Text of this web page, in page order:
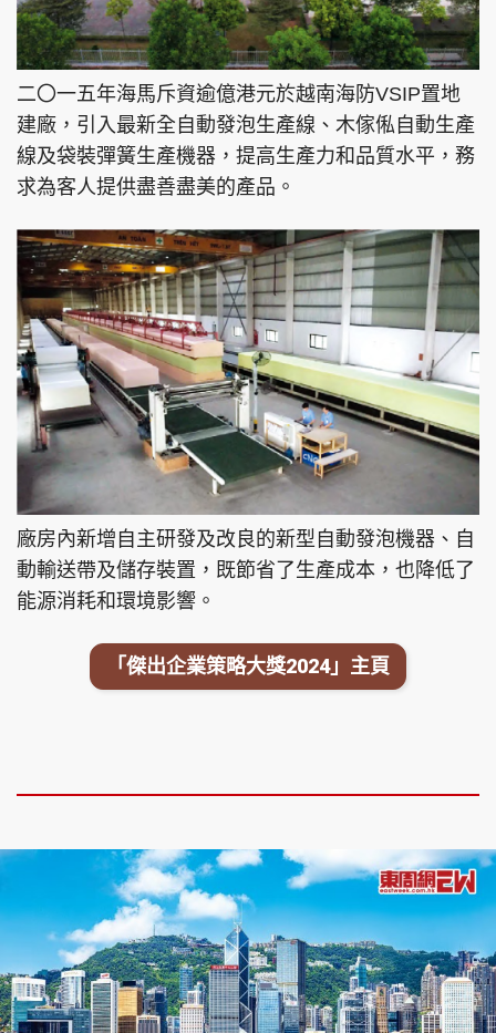
二〇一五年海馬斥資逾億港元於越南海防VSIP置地
建廠，引入最新全自動發泡生產線、木傢俬自動生產
線及袋裝彈簧生產機器，提高生產力和品質水平，務
求為客人提供盡善盡美的產品。
廠房內新增自主研發及改良的新型自動發泡機器、自
動輸送帶及儲存裝置，既節省了生產成本，也降低了
能源消耗和環境影響。
「傑出企業策略大獎2024」主頁